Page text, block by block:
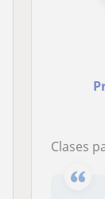
Clases